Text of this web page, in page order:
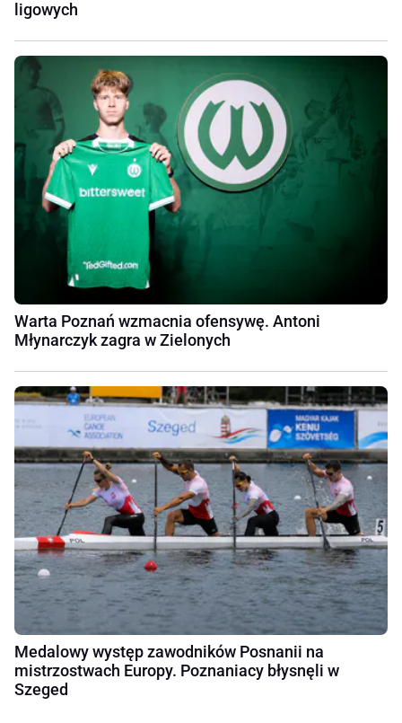
ligowych
Warta Poznań wzmacnia ofensywę. Antoni
Młynarczyk zagra w Zielonych
Medalowy występ zawodników Posnanii na
mistrzostwach Europy. Poznaniacy błysnęli w
Szeged